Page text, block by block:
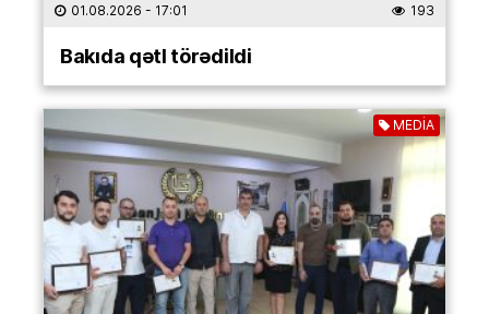
01.08.2026 - 17:01 193
Bakıda qətl törədildi
MEDİA